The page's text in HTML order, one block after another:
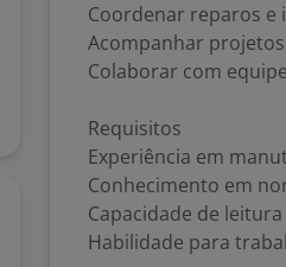
Coordenar reparos e
Acompanhar
Colaborar com
Requisitos
Experiência em
Conhecimento em
Capacidade de
Habilidade para